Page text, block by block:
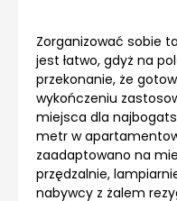
Zorganizować sobie
jest łatwo, gdyż na
przekonanie, że
wykończeniu
miejsca dla
metr w
zaadaptowano na
przędzalnie,
nabywcy z żalem